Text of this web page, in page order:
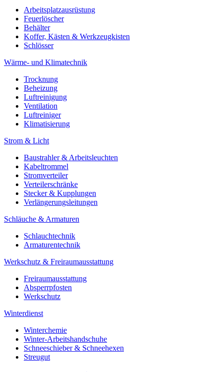
Arbeitsplatzausrüstung
Feuerlöscher
Behälter
Koffer, Kästen & Werkzeugkisten
Schlösser
Wärme- und Klimatechnik
Trocknung
Beheizung
Luftreinigung
Ventilation
Luftreiniger
Klimatisierung
Strom & Licht
Baustrahler & Arbeitsleuchten
Kabeltrommel
Stromverteiler
Verteilerschränke
Stecker & Kupplungen
Verlängerungs­leitungen
Schläuche & Armaturen
Schlauchtechnik
Armaturentechnik
Werkschutz & Freiraumausstattung
Freiraumausstattung
Absperrpfosten
Werkschutz
Winterdienst
Winterchemie
Winter-Arbeitshandschuhe
Schneeschieber & Schneehexen
Streugut